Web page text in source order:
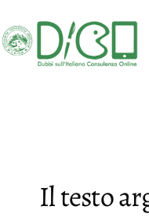
al
contenuto
OnlineIl testo